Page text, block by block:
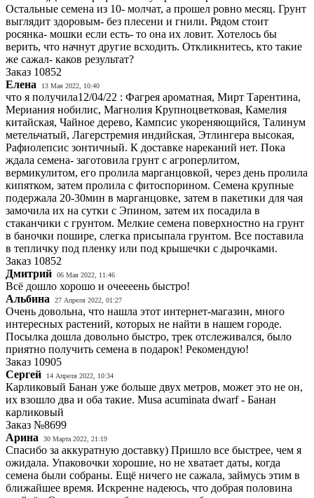
Остальные семена из 10- молчат, а прошел ровно месяц. Грунт
выглядит здоровым- без плесени и гнили. Рядом стоит
росянка- мошки если есть- то она их ловит. Хотелось бы
верить, что начнут другие всходить. Откликнитесь, кто такие
же сажал- каков результат?
Заказ 10852
Елена
13 Мая 2022, 10:40
что я получила12/04/22 : Фагрея ароматная, Мирт Тарентина,
Мериания нобилис, Магнолия Крупноцветковая, Камелия
китайская, Чайное дерево, Кампсис укореняющийся, Талинум
метельчатый, Лагерстремия индийская, Этлингера высокая,
Рафиолепсис зонтичный. К доставке нареканий нет. Пока
ждала семена- заготовила грунт с агроперлитом,
вермикулитом, его пролила марганцовкой, через день пролила
кипятком, затем пролила с фитоспорином. Семена крупные
подержала 20-30мин в марганцовке, затем в пакетики для чая
замочила их на сутки с Эпином, затем их посадила в
стаканчики с грунтом. Мелкие семена поверхностно на грунт
в баночки пошире, слегка присыпала грунтом. Все поставила
в тепличку под пленку или под крышечки с дырочками.
Заказ 10852
Дмитрий
06 Мая 2022, 11:46
Всё дошло хорошо и очеееень быстро!
Альбина
27 Апреля 2022, 01:27
Очень довольна, что нашла этот интернет-магазин, много
интересных растений, которых не найти в нашем городе.
Посылка дошла довольно быстро, трек отслеживался, было
приятно получить семена в подарок! Рекомендую!
Заказ 10905
Сергей
14 Апреля 2022, 10:34
Карликовый Банан уже больше двух метров, может это не он,
их взошло два и оба такие. Musa acuminata dwarf - Банан
карликовый
Заказ №8699
Арина
30 Марта 2022, 21:19
Спасибо за аккуратную доставку) Пришло все быстрее, чем я
ожидала. Упаковочки хорошие, но не хватает даты, когда
семена были собраны. Ещё ничего не сажала, займусь этим в
ближайшее время. Искренне надеюсь, что добрая половина